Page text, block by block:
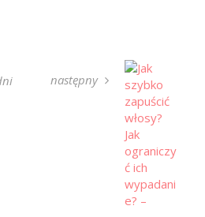
następny